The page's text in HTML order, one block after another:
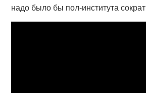
надо было бы пол-института